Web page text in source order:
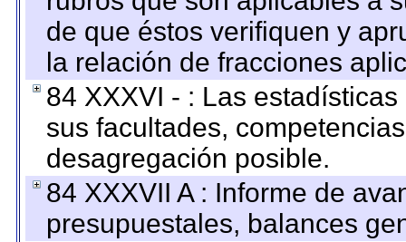
de que éstos verifiquen y
la relación de fracciones
84 XXXVI - : Las
sus facultades,
desagregación posible.
84 XXXVII A : Informe de
presupuestales, balances